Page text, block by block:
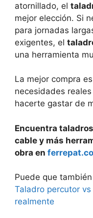
atornillado, el
mejor elección. Si
para jornadas
exigentes, el
una herramienta
La mejor compra
necesidades
hacerte gastar de
Encuentra
cable y más
obra en
Puede que
Taladro percutor
realmente